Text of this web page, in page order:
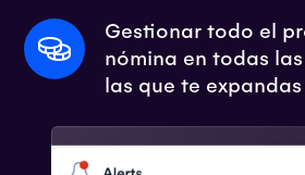
Gestionar todo el
nómina en todas
las que te expandas